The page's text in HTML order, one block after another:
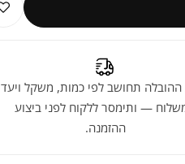
ההובלה תחושב לפי כמות, משקל ויעד
— ותימסר ללקוח לפני ביצוע
ההזמנה.